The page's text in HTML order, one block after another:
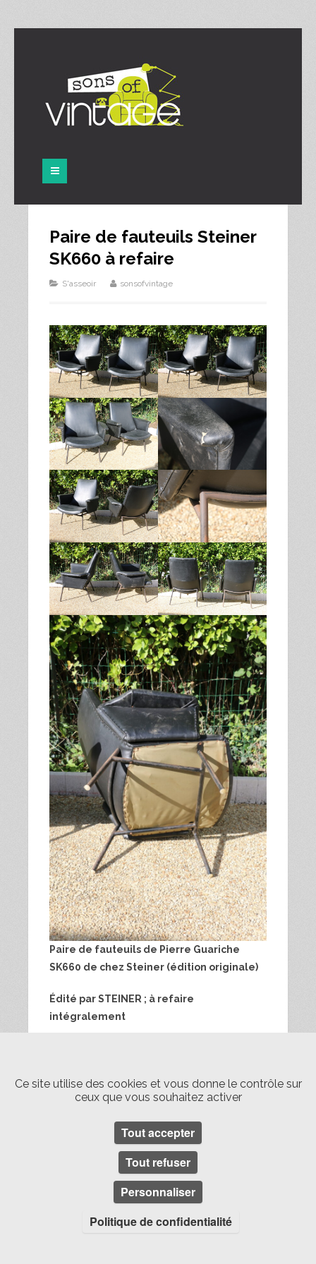
Paire de fauteuils Steiner
SK660 à refaire
S'asseoir sonsofvintage
Paire de fauteuils de Pierre Guariche
SK660 de chez Steiner (édition originale)
Édité par STEINER ; à refaire
intégralement
Livraison Paris également possible en
mains propres 50EUR (fréquence d’une
fauteuil PIERRE GUARICHE
Steiner
Ce site utilise des cookies et vous donne le contrôle sur
ceux que vous souhaitez activer
Tout accepter
Tout refuser
Personnaliser
Politique de confidentialité